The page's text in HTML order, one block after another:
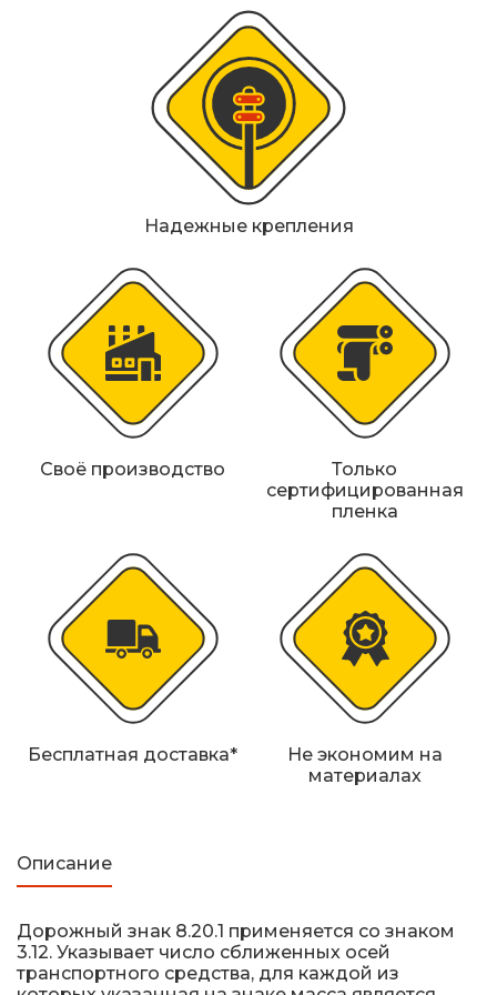
Сферические дорожные зеркала
Светофоры
Светодиодные светофоры T7
Мобильные сигнальные строительные
ограждения
Материалы для дорожной разметки
Знаки безопасности
Знаки магистральных газопроводов
Железнодорожные путевые знаки
Прочее
Своё производство
Только
сертифицированная
пленка
Надежные крепления
Бесплатная доставка*
Не экономим на
материалах
Описание
Дорожный знак 8.20.1 применяется со знаком
3.12. Указывает число сближенных осей
транспортного средства, для каждой из